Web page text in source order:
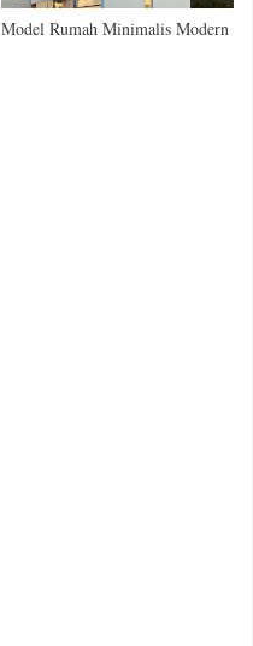
Model Rumah Minimalis Modern